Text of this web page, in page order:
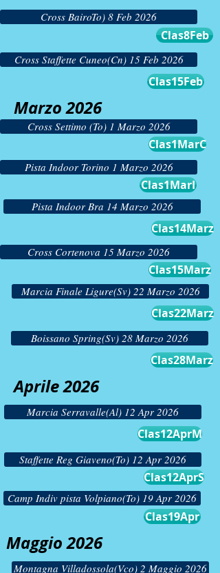
Cross BairoTo) 8 Feb 2026
Clas8Feb
Cross Staffette Cuneo(Cn) 15 Feb 2026
Clas15Feb
Marzo 2026
Cross Settimo (To) 1 Marzo 2026
Clas1MarC
Pista Indoor Torino 1 Marzo 2026
Clas1MarI
Pista Indoor Bra 14 Marzo 2026
Clas14Marz
Cross Cortenova 15 Marzo 2026
Clas15Marz
Marcia Finale Ligure(Sv) 22 Marzo 2026
Clas22Marz
Boissano Spring(Sv) 28 Marzo 2026
Clas28Marz
Aprile 2026
Marcia Serravalle(Al) 12 Apr 2026
Clas12AprM
Staffette Reg Giaveno(To) 12 Apr 2026
Clas12AprS
Camp Indiv pista Volpiano(To) 19 Apr 2026
Clas19Apr
Maggio 2026
Montagna Villadossola(Vco) 2 Maggio 2026